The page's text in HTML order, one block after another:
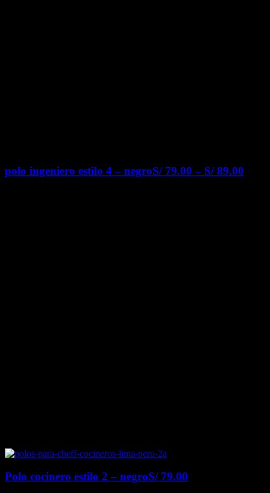
polo ingeniero estilo 4 – negroS/79.00 – S/89.00
Polo cocinero estilo 2 – negroS/79.00